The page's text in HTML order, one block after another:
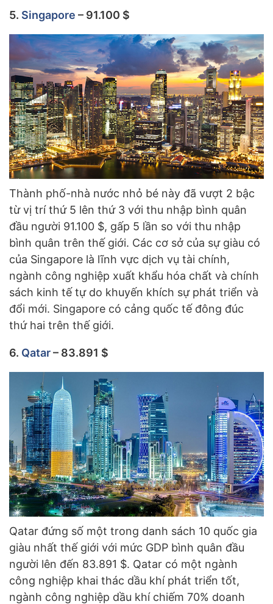
5. Singapore – 91.100 $
Thành phố-nhà nước nhỏ bé này đã vượt 2 bậc
từ vị trí thứ 5 lên thứ 3 với thu nhập bình quân
đầu người 91.100 $, gấp 5 lần so với thu nhập
bình quân trên thế giới. Các cơ sở của sự giàu có
của Singapore là lĩnh vực dịch vụ tài chính,
ngành công nghiệp xuất khẩu hóa chất và chính
sách kinh tế tự do khuyến khích sự phát triển và
đổi mới. Singapore có cảng quốc tế đông đúc
thứ hai trên thế giới.
6. Qatar– 83.891 $
Qatar đứng số một trong danh sách 10 quốc gia
giàu nhất thế giới với mức GDP bình quân đầu
người lên đến 83.891 $. Qatar có một ngành
công nghiệp khai thác dầu khí phát triển tốt,
ngành công nghiệp dầu khí chiếm 70% doanh